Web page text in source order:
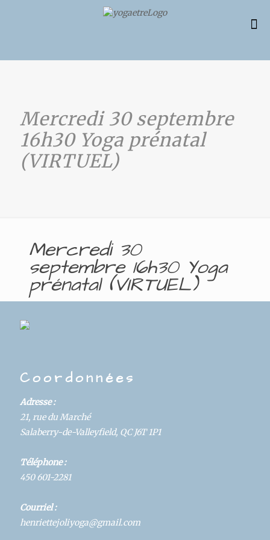
Mercredi 30 septembre
16h30 Yoga prénatal
(VIRTUEL)
Mercredi 30
septembre 16h30 Yoga
prénatal (VIRTUEL)
Details
Hosted By:
Yoga
September 30, 2020 @ 4:30 pm
Cours
Coordonnées
Adresse :
21, rue du Marché
Salaberry-de-Valleyfield, QC J6T 1P1
Téléphone :
450 601-2281
Courriel :
henriettejoliyoga@gmail.com